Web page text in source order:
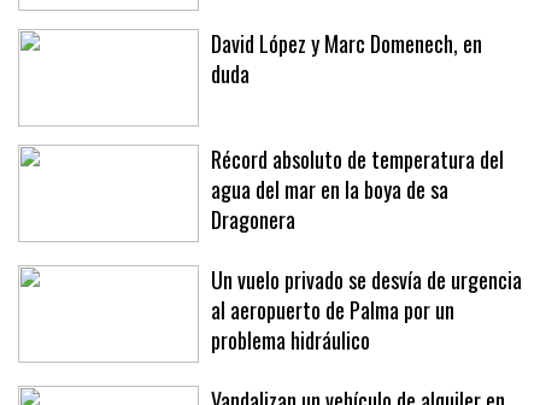
David López y Marc Domenech, en
Récord absoluto de temperatura del
agua del mar en la boya de sa
Dragonera
Un vuelo privado se desvía de urgencia
al aeropuerto de Palma por un
problema hidráulico